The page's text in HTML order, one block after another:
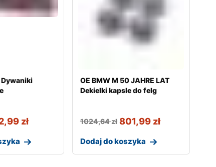
Dywaniki
zł
OE BMW M 50 JAHRE LAT
Dekielki kapsle do felg
1024,64zł 801,99 zł
Dodaj do koszyka